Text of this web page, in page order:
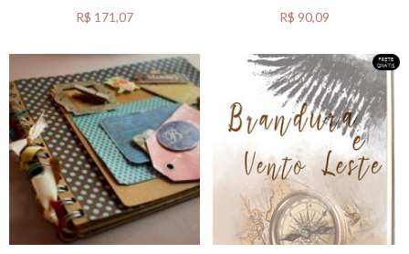
R$ 171,07
R$ 90,09